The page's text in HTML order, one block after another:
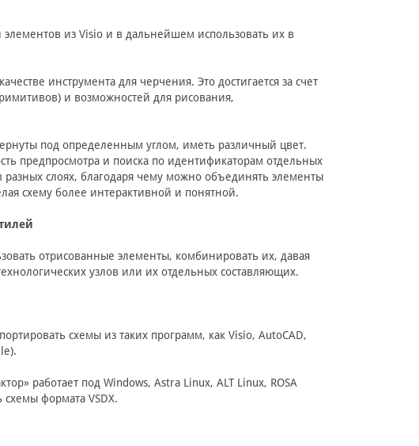
из Visio и в дальнейшем использовать их в
инструмента для черчения. Это достигается за счет
и возможностей для рисования,
под определенным углом, иметь различный цвет.
предпросмотра и поиска по идентификаторам отдельных
слоях, благодаря чему можно объединять элементы
схему более интерактивной и понятной.
отрисованные элементы, комбинировать их, давая
узлов или их отдельных составляющих.
схемы из таких программ, как Visio, AutoCAD,
работает под Windows, Astra Linux, ALT Linux, ROSA
формата VSDX.